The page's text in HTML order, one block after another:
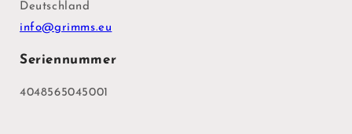
Deutschland
info@grimms.eu
Seriennummer
4048565045001